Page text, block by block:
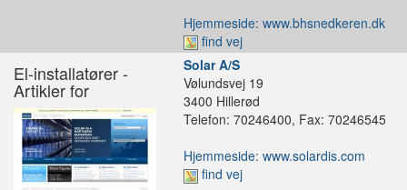
Hjemmeside: www.bhsnedkeren.dk
find vej
El-installatører -
Artikler for
Solar A/S
Vølundsvej 19
3400 Hillerød
Telefon: 70246400, Fax: 70246545
Hjemmeside: www.solardis.com
find vej